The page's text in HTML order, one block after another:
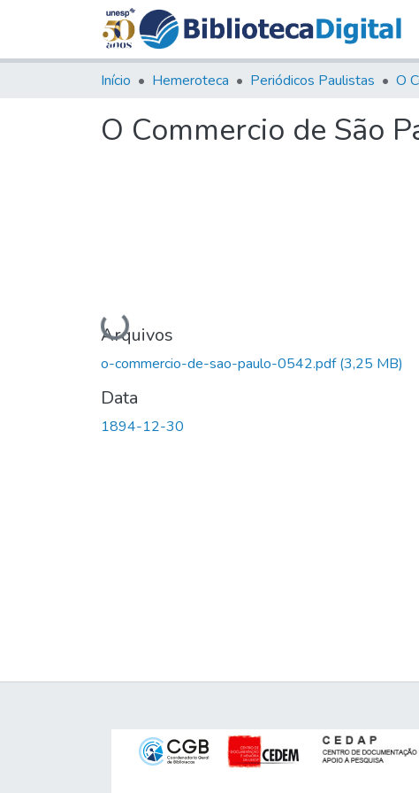
Início Hemeroteca Periódicos Paulistas O
O Commercio de São
Carregando...
Arquivos
o-commercio-de-sao-paulo-0542.pdf(3,25 MB)
Data
1894-12-30